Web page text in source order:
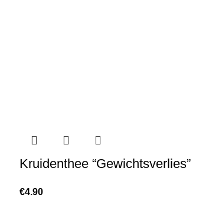
Kruidenthee “Gewichtsverlies”
€4.90